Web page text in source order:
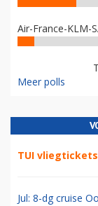
Air-France-KLM-
Meer polls
TUI vliegtickets
Jul: 8-dg cruise